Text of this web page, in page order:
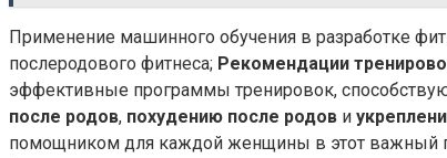
Применение машинного обучения в разработке
послеродового фитнеса; Рекомендации
эффективные программы тренировок,
после родов, похудению после родов и
помощником для каждой женщины в этот важный